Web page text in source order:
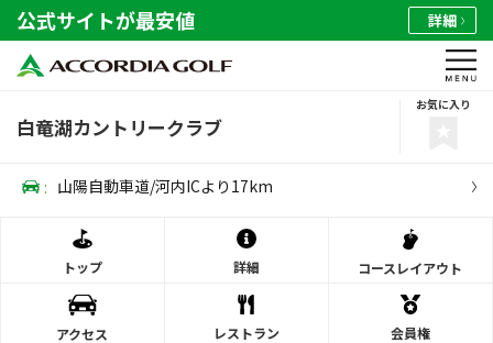
公式サイトが最安値 詳細
白竜湖カントリークラブ
お気に入り
: 山陽自動車道/河内ICより17km
トップ 詳細 コースレイアウト
アクセス レストラン 会員権